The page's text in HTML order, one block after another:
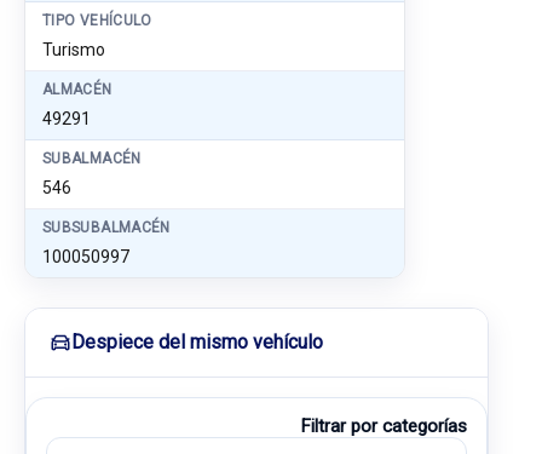
TIPO VEHÍCULO
Turismo
ALMACÉN
49291
SUBALMACÉN
546
SUBSUBALMACÉN
100050997
Despiece del mismo vehículo
Filtrar por categorías